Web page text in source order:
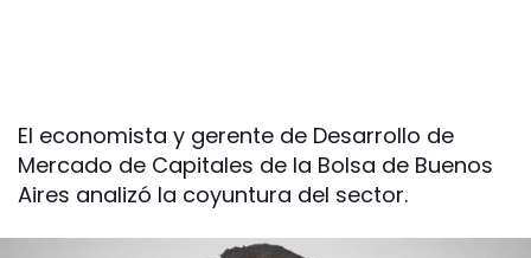
El economista y gerente de Desarrollo de
Mercado de Capitales de la Bolsa de Buenos
Aires analizó la coyuntura del sector.